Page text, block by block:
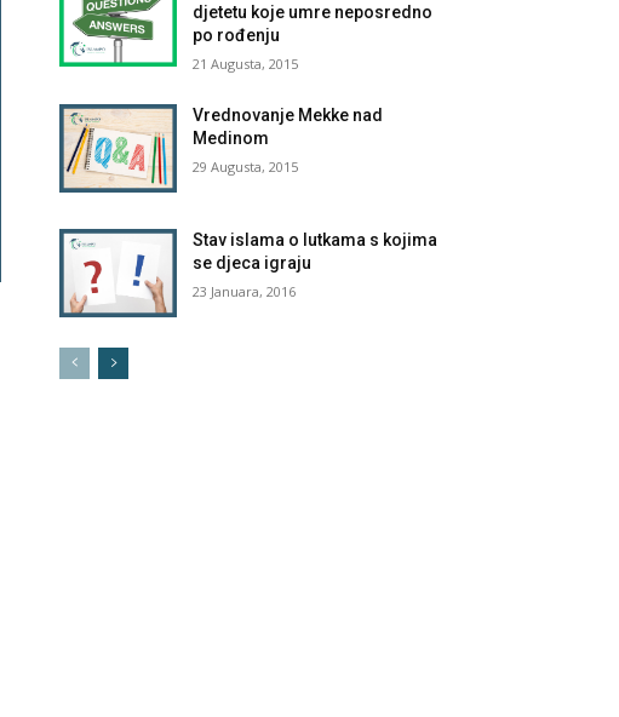
djetetu koje umre neposredno
po rođenju
21 Augusta, 2015
Vrednovanje Mekke nad
Medinom
29 Augusta, 2015
Stav islama o lutkama s kojima
se djeca igraju
23 Januara, 2016